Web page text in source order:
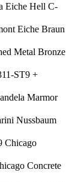
Eiche Hell C-
Eiche Braun
Metal Bronze
ST9 +
Marmor
Nussbaum
Chicago
Concrete